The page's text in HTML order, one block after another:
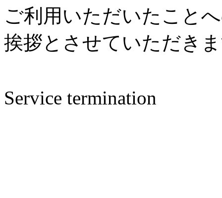
ご利用いただいたこと
挨拶とさせていただき
Service termination